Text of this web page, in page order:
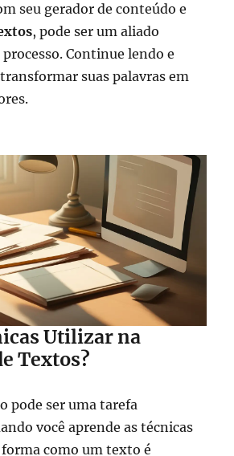
seu gerador de conteúdo e
, pode ser um aliado
Continue lendo e
suas palavras em
Utilizar na
Textos?
pode ser uma tarefa
você aprende as técnicas
como um texto é